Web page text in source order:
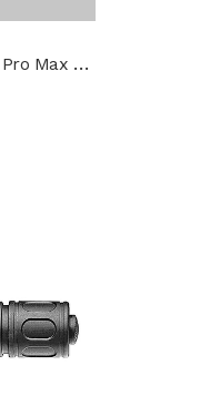
Linterna Armytek Wizard C2 Pro Max Lr Luz Cálida